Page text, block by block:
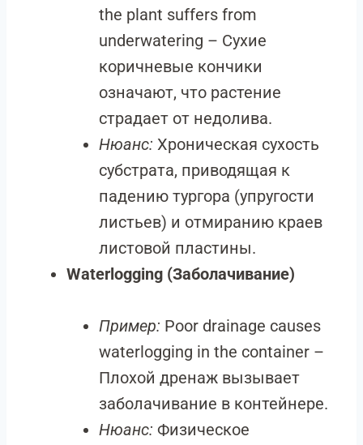
the plant suffers from
underwatering – Сухие
коричневые кончики
означают, что растение
страдает от недолива.
Нюанс: Хроническая сухость
субстрата, приводящая к
падению тургора (упругости
листьев) и отмиранию краев
листовой пластины.
Waterlogging (Заболачивание)
Пример: Poor drainage causes
waterlogging in the container –
Плохой дренаж вызывает
заболачивание в контейнере.
Нюанс: Физическое